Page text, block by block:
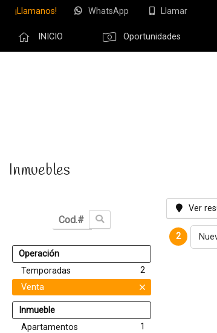
¡Llamanos! WhatsApp Llamar
INICIO Oportunidades
Inmuebles
Operación
Temporadas
2
Venta
Inmueble
Apartamentos
1
Ver
2